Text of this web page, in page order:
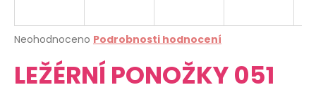
Průměrné
produktu
je
Neohodnoceno Podrobnosti hodnocení
LEŽÉRNÍ PONOŽKY 051
j
t
?